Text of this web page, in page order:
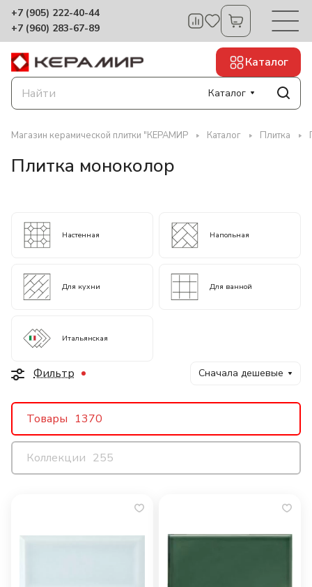
+7 (905) 222-40-44
+7 (960) 283-67-89
Каталог
Каталог
Магазин керамической плитки "КЕРАМИР Каталог Плитка
Плитка моноколор
Настенная Напольная
Для кухни Для ванной
Итальянская
Фильтр Сначала дешевые
Товары 1370
Коллекции 255